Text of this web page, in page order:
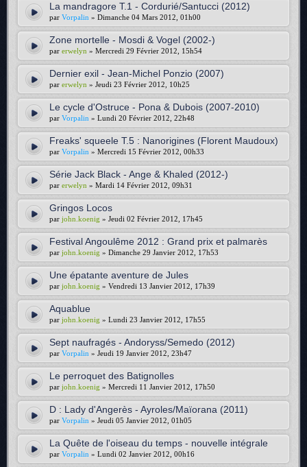
La mandragore T.1 - Cordurié/Santucci (2012)
par Vorpalin » Dimanche 04 Mars 2012, 01h00
Zone mortelle - Mosdi & Vogel (2002-)
par erwelyn » Mercredi 29 Février 2012, 15h54
Dernier exil - Jean-Michel Ponzio (2007)
par erwelyn » Jeudi 23 Février 2012, 10h25
Le cycle d'Ostruce - Pona & Dubois (2007-2010)
par Vorpalin » Lundi 20 Février 2012, 22h48
Freaks' squeele T.5 : Nanorigines (Florent Maudoux)
par Vorpalin » Mercredi 15 Février 2012, 00h33
Série Jack Black - Ange & Khaled (2012-)
par erwelyn » Mardi 14 Février 2012, 09h31
Gringos Locos
par john.koenig » Jeudi 02 Février 2012, 17h45
Festival Angoulême 2012 : Grand prix et palmarès
par john.koenig » Dimanche 29 Janvier 2012, 17h53
Une épatante aventure de Jules
par john.koenig » Vendredi 13 Janvier 2012, 17h39
Aquablue
par john.koenig » Lundi 23 Janvier 2012, 17h55
Sept naufragés - Andoryss/Semedo (2012)
par Vorpalin » Jeudi 19 Janvier 2012, 23h47
Le perroquet des Batignolles
par john.koenig » Mercredi 11 Janvier 2012, 17h50
D : Lady d'Angerès - Ayroles/Maïorana (2011)
par Vorpalin » Jeudi 05 Janvier 2012, 01h05
La Quête de l'oiseau du temps - nouvelle intégrale
par Vorpalin » Lundi 02 Janvier 2012, 00h16